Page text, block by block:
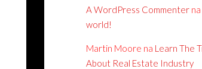
A WordPress Commenter na
world!
Martin Moore na Learn The
About Real Estate Industry